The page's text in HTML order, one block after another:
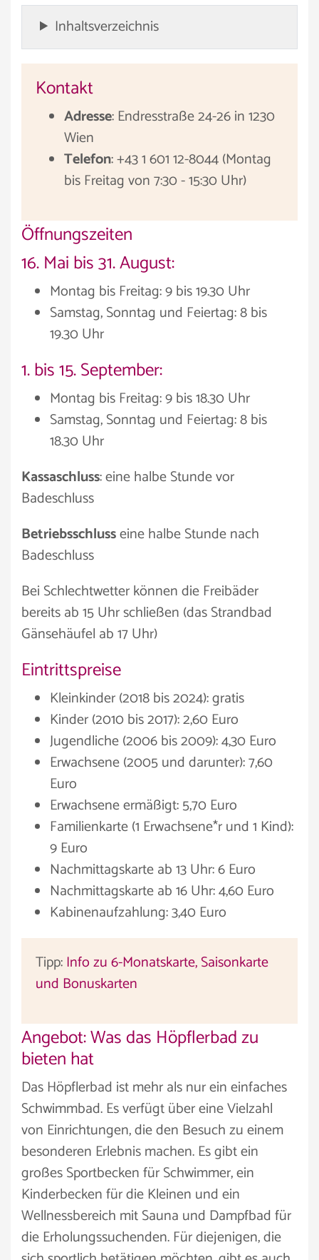
Inhaltsverzeichnis
Kontakt
Adresse: Endresstraße 24-26 in 1230
Wien
Telefon: +43 1 601 12-8044 (Montag
bis Freitag von 7:30 - 15:30 Uhr)
Öffnungszeiten
16. Mai bis 31. August:
Montag bis Freitag: 9 bis 19.30 Uhr
Samstag, Sonntag und Feiertag: 8 bis
19.30 Uhr
1. bis 15. September:
Montag bis Freitag: 9 bis 18.30 Uhr
Samstag, Sonntag und Feiertag: 8 bis
18.30 Uhr
Kassaschluss: eine halbe Stunde vor
Badeschluss
Betriebsschlusseine halbe Stunde nach
Badeschluss
Bei Schlechtwetter können die Freibäder
bereits ab 15 Uhr schließen (das Strandbad
Gänsehäufel ab 17 Uhr)
Eintrittspreise
Kleinkinder (2018 bis 2024): gratis
Kinder (2010 bis 2017): 2,60 Euro
Jugendliche (2006 bis 2009): 4,30 Euro
Erwachsene (2005 und darunter): 7,60
Euro
Erwachsene ermäßigt: 5,70 Euro
Familienkarte (1 Erwachsene*r und 1 Kind):
9 Euro
Nachmittagskarte ab 13 Uhr: 6 Euro
Nachmittagskarte ab 16 Uhr: 4,60 Euro
Kabinenaufzahlung: 3,40 Euro
Tipp:Info zu 6-Monatskarte, Saisonkarte
und Bonuskarten
Angebot: Was das Höpflerbad zu
bieten hat
Das Höpflerbad ist mehr als nur ein einfaches
Schwimmbad. Es verfügt über eine Vielzahl
von Einrichtungen, die den Besuch zu einem
besonderen Erlebnis machen. Es gibt ein
großes Sportbecken für Schwimmer, ein
Kinderbecken für die Kleinen und ein
Wellnessbereich mit Sauna und Dampfbad für
die Erholungssuchenden. Für diejenigen, die